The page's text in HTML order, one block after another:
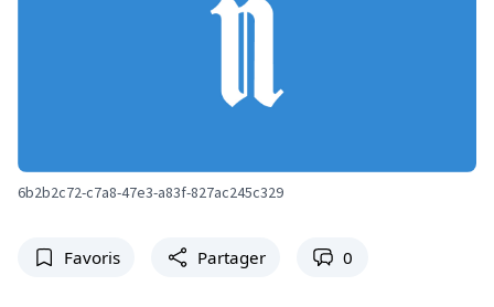
6b2b2c72-c7a8-47e3-a83f-827ac245c329
Favoris Partager 0